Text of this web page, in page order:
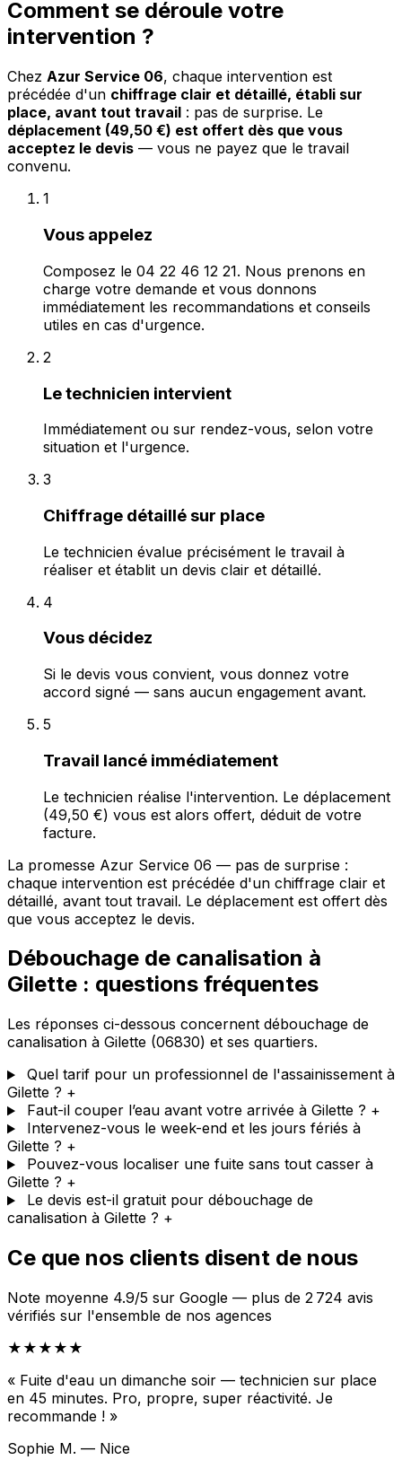
Comment se déroule votre
intervention ?
Chez Azur Service 06, chaque intervention est
précédée d'un chiffrage clair et détaillé, établi sur
place, avant tout travail : pas de surprise. Le
déplacement (49,50 €) est offert dès que vous
acceptez le devis — vous ne payez que le travail
convenu.
1
Vous appelez
Composez le 04 22 46 12 21. Nous prenons en
charge votre demande et vous donnons
immédiatement les recommandations et conseils
utiles en cas d'urgence.
2
Le technicien intervient
Immédiatement ou sur rendez-vous, selon votre
situation et l'urgence.
3
Chiffrage détaillé sur place
Le technicien évalue précisément le travail à
réaliser et établit un devis clair et détaillé.
4
Vous décidez
Si le devis vous convient, vous donnez votre
accord signé — sans aucun engagement avant.
5
Travail lancé immédiatement
Le technicien réalise l'intervention. Le déplacement
(49,50 €) vous est alors offert, déduit de votre
facture.
La promesse Azur Service 06 — pas de surprise :
chaque intervention est précédée d'un chiffrage clair et
détaillé, avant tout travail. Le déplacement est offert dès
que vous acceptez le devis.
Débouchage de canalisation à
Gilette : questions fréquentes
Les réponses ci-dessous concernent débouchage de
canalisation à Gilette (06830) et ses quartiers.
Quel tarif pour un professionnel de l'assainissement à
Gilette ? +
Faut-il couper l’eau avant votre arrivée à Gilette ? +
Intervenez-vous le week-end et les jours fériés à
Gilette ? +
Pouvez-vous localiser une fuite sans tout casser à
Gilette ? +
Le devis est-il gratuit pour débouchage de
canalisation à Gilette ? +
Ce que nos clients disent de nous
Note moyenne 4.9/5 sur Google — plus de 2 724 avis
vérifiés sur l'ensemble de nos agences
★★★★★
« Fuite d'eau un dimanche soir — technicien sur place
en 45 minutes. Pro, propre, super réactivité. Je
recommande ! »
Sophie M. — Nice